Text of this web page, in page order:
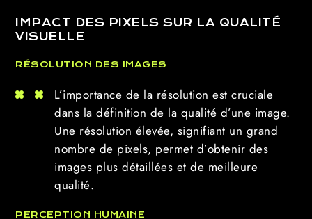
IMPACT DES PIXELS SUR LA QUALITÉ
VISUELLE
RÉSOLUTION DES IMAGES
L’importance de la résolution est cruciale
dans la définition de la qualité d’une image.
Une résolution élevée, signifiant un grand
nombre de pixels, permet d’obtenir des
images plus détaillées et de meilleure
qualité.
PERCEPTION HUMAINE